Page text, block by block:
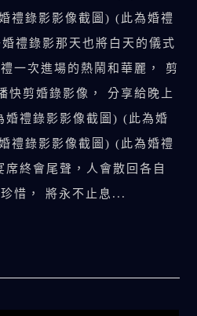
禮錄影影像截圖) (此為婚禮
禮錄影那天也將白天的儀式
一次進場的熱鬧和華麗， 剪
快剪婚錄影像， 分享給晚上
婚禮錄影影像截圖) (此為婚
禮錄影影像截圖) (此為婚禮
終會尾聲，人會散回各自
惜， 將永不止息...